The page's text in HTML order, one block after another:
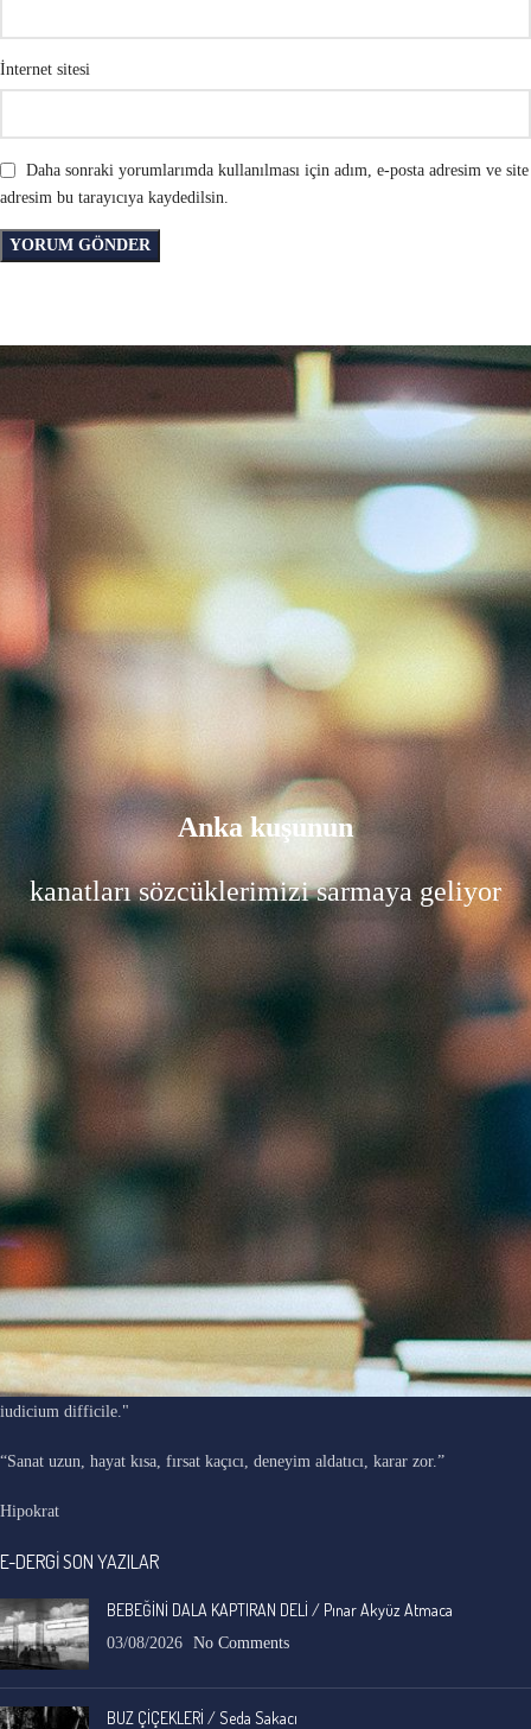
İnternet sitesi
Daha sonraki yorumlarımda kullanılması için adım, e-posta adresim ve site
adresim bu tarayıcıya kaydedilsin.
Anka kuşunun
kanatları sözcüklerimizi sarmaya geliyor
"Ars longa, vita brevis, occasio praeceps, experimentum periculosum,
iudicium difficile."
“Sanat uzun, hayat kısa, fırsat kaçıcı, deneyim aldatıcı, karar zor.”
Hipokrat
E-DERGİ SON YAZILAR
BEBEĞİNİ DALA KAPTIRAN DELİ / Pınar Akyüz Atmaca
03/08/2026 No Comments
BUZ ÇİÇEKLERİ / Seda Sakacı